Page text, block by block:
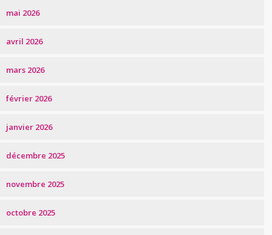
mai 2026
avril 2026
mars 2026
février 2026
janvier 2026
décembre 2025
novembre 2025
octobre 2025